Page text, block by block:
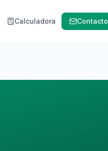
Calculadora Contacto